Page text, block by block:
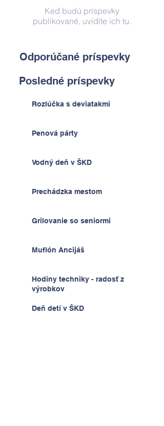
Keď budú príspevky
publikované, uvidíte ich tu.
Odporúčané príspevky
Posledné príspevky
Rozlúčka s deviatakmi
Penová párty
Vodný deň v ŠKD
Prechádzka mestom
Grilovanie so seniormi
Muflón Ancijáš
Hodiny techniky - radosť z
výrobkov
Deň detí v ŠKD